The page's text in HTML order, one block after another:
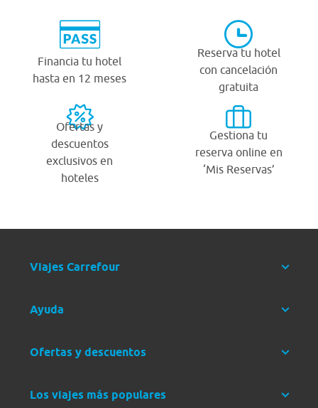
Financia tu hotel
hasta en 12 meses
Reserva tu hotel
con cancelación
gratuita
Ofertas y
descuentos
exclusivos en
hoteles
Gestiona tu
reserva online en
‘Mis Reservas’
Viajes Carrefour
Ayuda
Ofertas y descuentos
Los viajes más populares